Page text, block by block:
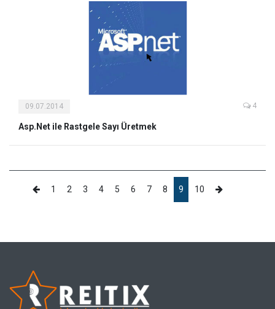
09.07.2014 4
Asp.Net ile Rastgele Sayı Üretmek
1 2 3 4 5 6 7 8 9 10